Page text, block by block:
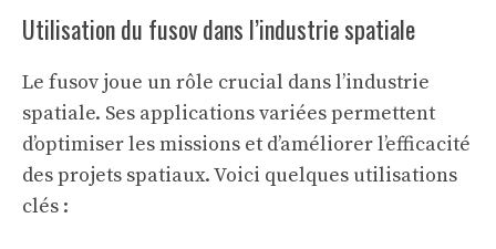
Utilisation du fusov dans l’industrie spatiale
Le fusov joue un rôle crucial dans l’industrie
spatiale. Ses applications variées permettent
d’optimiser les missions et d’améliorer l’efficacité
des projets spatiaux. Voici quelques utilisations
clés :